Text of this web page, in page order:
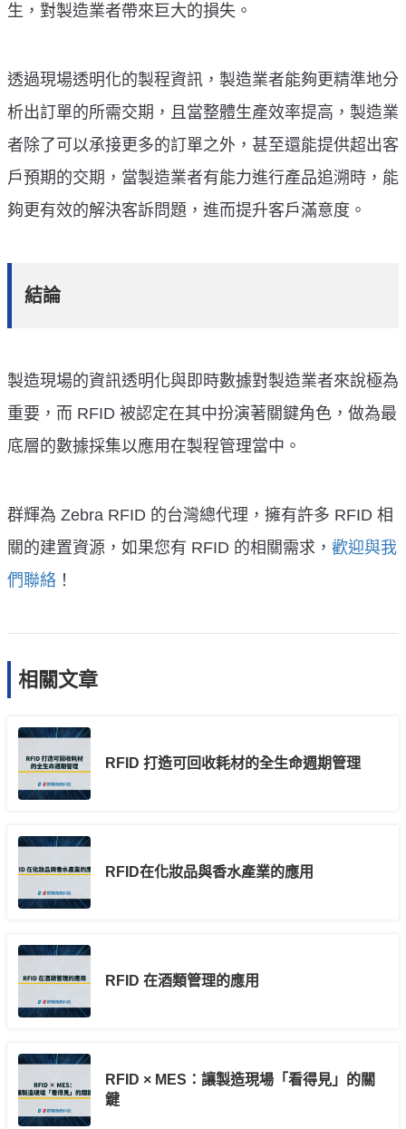
生，對製造業者帶來巨大的損失。
透過現場透明化的製程資訊，製造業者能夠更精準地分
析出訂單的所需交期，且當整體生產效率提高，製造業
者除了可以承接更多的訂單之外，甚至還能提供超出客
戶預期的交期，當製造業者有能力進行產品追溯時，能
夠更有效的解決客訴問題，進而提升客戶滿意度。
結論
製造現場的資訊透明化與即時數據對製造業者來說極為
重要，而 RFID 被認定在其中扮演著關鍵角色，做為最
底層的數據採集以應用在製程管理當中。
群輝為 Zebra RFID 的台灣總代理，擁有許多 RFID 相
關的建置資源，如果您有 RFID 的相關需求， 歡迎與我
們聯絡 ！
相關文章
RFID 打造可回收耗材的全生命週期管理
RFID在化妝品與香水產業的應用
RFID 在酒類管理的應用
RFID × MES：讓製造現場「看得見」的關
鍵